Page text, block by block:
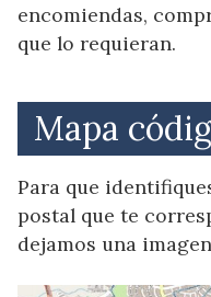
encomiendas,
que lo requieran.
Mapa
Para que
postal que te
dejamos una